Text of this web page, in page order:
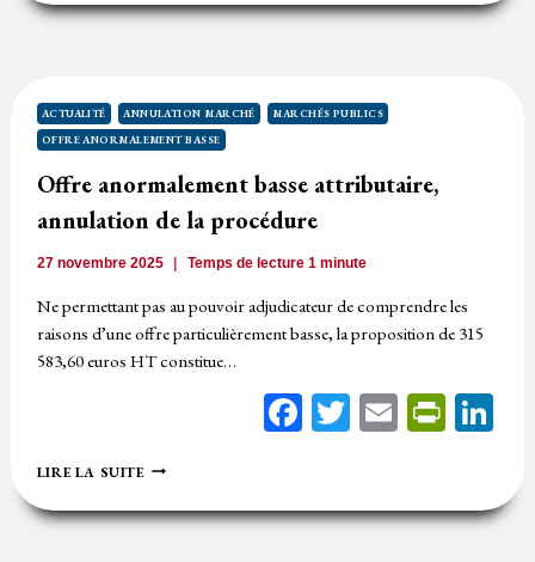
:
ACTUALITÉ ANNULATION MARCHÉ
MARCHÉS PUBLICS
OFFRE ANORMALEMENT BASSE
Offre anormalement basse attributaire,
annulation de la procédure
27 novembre 2025 Temps de lecture1 minute
Ne permettant pas au pouvoir adjudicateur de comprendre les
raisons d’une offre particulièrement basse, la proposition de 315
583,60 euros HT constitue…
Facebook
Twitter
Email
LIRE LA SUITEOFFRE
BASSE
ATTRIBUTAIRE,